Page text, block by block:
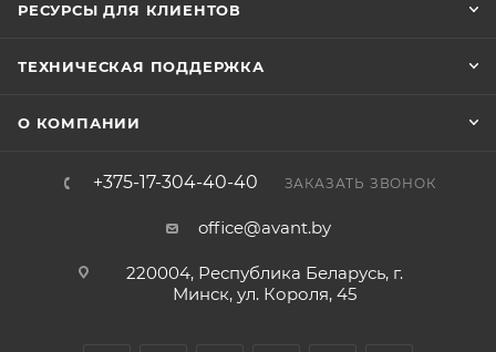
РЕСУРСЫ ДЛЯ КЛИЕНТОВ
ТЕХНИЧЕСКАЯ ПОДДЕРЖКА
О КОМПАНИИ
+375-17-304-40-40 ЗАКАЗАТЬ ЗВОНОК
office@avant.by
220004, Республика Беларусь, г.
Минск, ул. Короля, 45